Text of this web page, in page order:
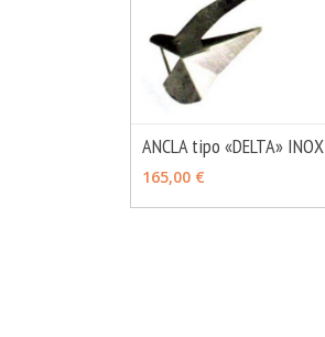
ANCLA tipo «DELTA» INOX
165,00 €